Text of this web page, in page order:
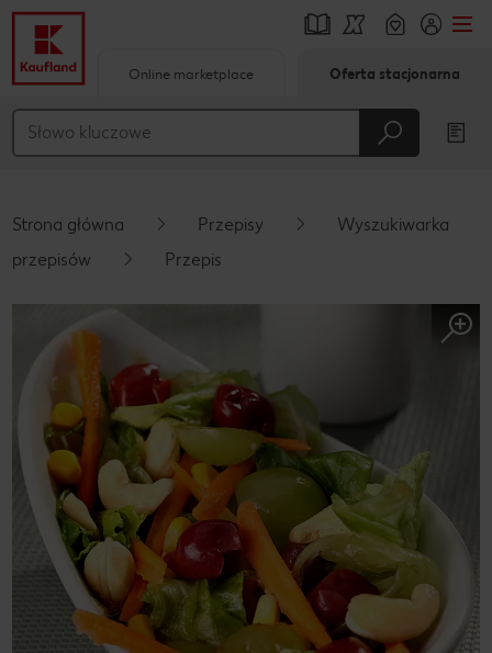
Główna treść
Pływający pasek boczny
Online marketplace Oferta stacjonarna
Strona główna Przepisy
Wyszukiwarka
przepisów
Przepis